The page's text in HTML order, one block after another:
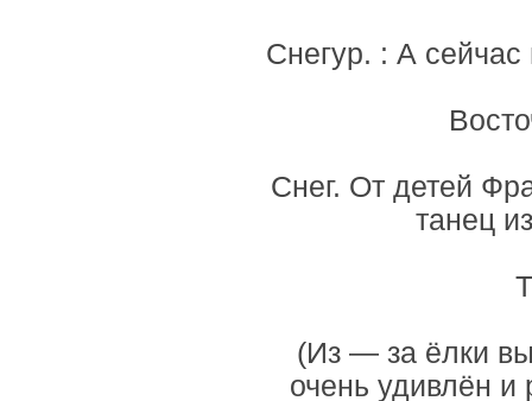
Снегур. : А сейчас
Снег. От детей
танец
(Из — за ёлки
очень удивлён